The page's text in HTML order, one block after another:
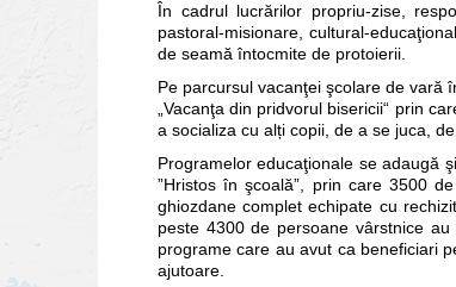
În cadrul lucrărilor propriu-zise,
pastoral-misionare, cultural-
de seamă întocmite de protoierii.
Pe parcursul vacanţei şcolare de vară
„Vacanţa din pridvorul bisericii“ prin
a socializa cu alți copii, de a se juca,
Programelor educaţionale se adaugă
”Hristos în şcoală”, prin care 3500
ghiozdane complet echipate cu
peste 4300 de persoane vârstnice
programe care au avut ca beneficiari
ajutoare.